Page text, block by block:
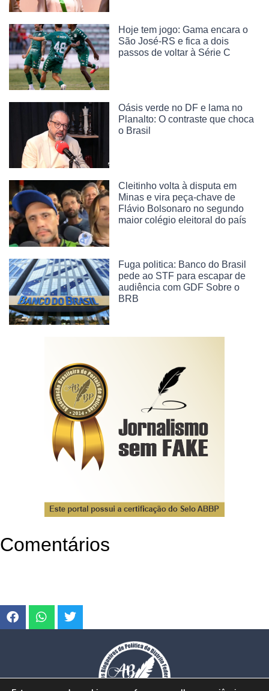
Hoje tem jogo: Gama encara o
São José-RS e fica a dois
passos de voltar à Série C
Oásis verde no DF e lama no
Planalto: O contraste que choca
o Brasil
Cleitinho volta à disputa em
Minas e vira peça-chave de
Flávio Bolsonaro no segundo
maior colégio eleitoral do país
Fuga politica: Banco do Brasil
pede ao STF para escapar de
audiência com GDF Sobre o
BRB
Comentários